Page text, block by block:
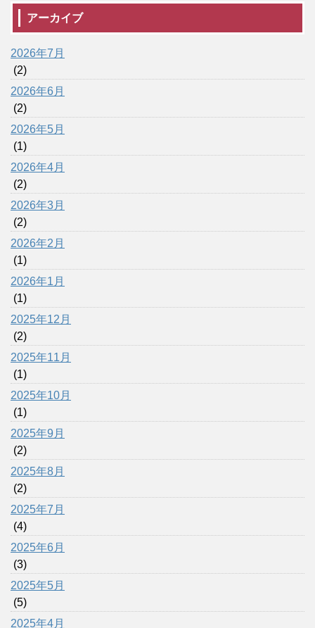
アーカイブ
2026年7月
(2)
2026年6月
(2)
2026年5月
(1)
2026年4月
(2)
2026年3月
(2)
2026年2月
(1)
2026年1月
(1)
2025年12月
(2)
2025年11月
(1)
2025年10月
(1)
2025年9月
(2)
2025年8月
(2)
2025年7月
(4)
2025年6月
(3)
2025年5月
(5)
2025年4月